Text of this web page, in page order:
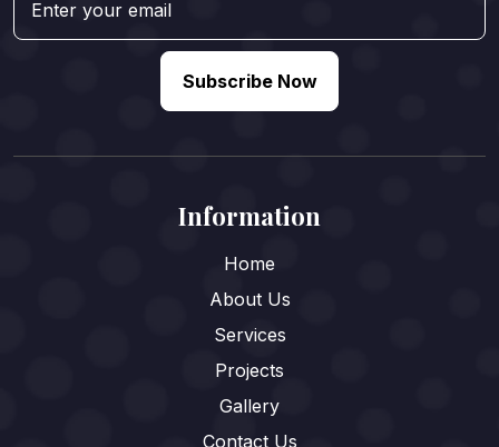
Subscribe Now
Information
Home
About Us
Services
Projects
Gallery
Contact Us